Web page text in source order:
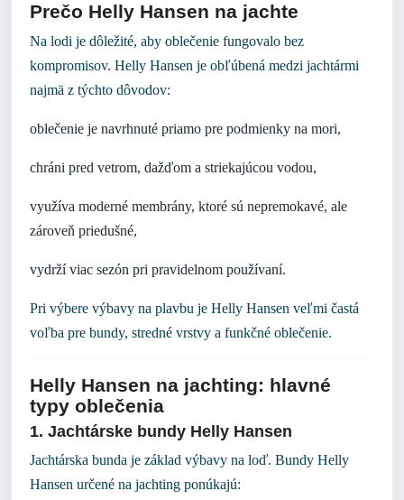
Prečo Helly Hansen na jachte
Na lodi je dôležité, aby oblečenie fungovalo bez
kompromisov. Helly Hansen je obľúbená medzi jachtármi
najmä z týchto dôvodov:
oblečenie je navrhnuté priamo pre podmienky na mori,
chráni pred vetrom, dažďom a striekajúcou vodou,
využíva moderné membrány, ktoré sú nepremokavé, ale
zároveň priedušné,
vydrží viac sezón pri pravidelnom používaní.
Pri výbere výbavy na plavbu je Helly Hansen veľmi častá
voľba pre bundy, stredné vrstvy a funkčné oblečenie.
Helly Hansen na jachting: hlavné
typy oblečenia
1. Jachtárske bundy Helly Hansen
Jachtárska bunda je základ výbavy na loď. Bundy Helly
Hansen určené na jachting ponúkajú: